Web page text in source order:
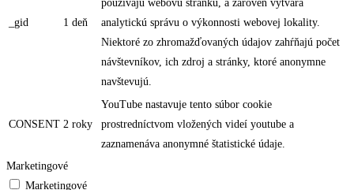
_gid 1 deň
používajú webovú stránku, a zároveň vytvára
analytickú správu o výkonnosti webovej lokality.
Niektoré zo zhromažďovaných údajov zahŕňajú počet
návštevníkov, ich zdroj a stránky, ktoré anonymne
navštevujú.
CONSENT 2 roky
YouTube nastavuje tento súbor cookie
prostredníctvom vložených videí youtube a
zaznamenáva anonymné štatistické údaje.
Marketingové
Marketingové